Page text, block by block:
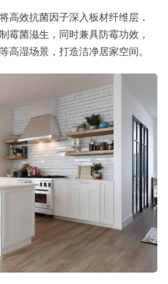
高效抗菌因子深入板材纤维层，
霉菌滋生，同时兼具防霉功效，
高湿场景，打造洁净居家空间。